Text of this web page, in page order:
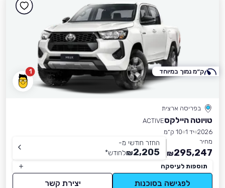
1
בפריסה ארצית
טויוטה היילקסACTIVE
2026 יד 1
10 ק״מ
מחיר
295,247
₪
החזר חודשי מ-
2,205
₪לחודש*
תוספות לעיסקה
לפגישה בסוכנות יצירת קשר
ק״מ נמוך במיוחד